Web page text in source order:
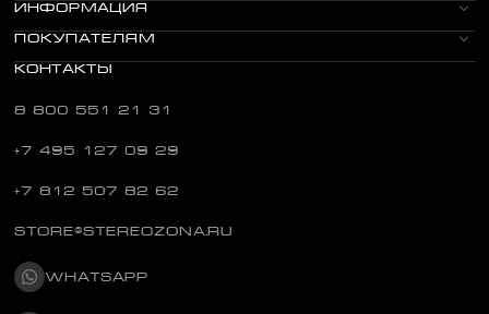
ИНФОРМАЦИЯ
ПОКУПАТЕЛЯМ
КОНТАКТЫ
8 800 551 21 31
+7 495 127 09 29
+7 812 507 82 62
STORE@STEREOZONA.RU
WHATSAPP